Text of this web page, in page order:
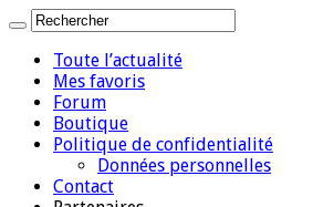
Toute l’actualité
Mes favoris
Forum
Boutique
Politique de confidentialité
Données personnelles
Contact